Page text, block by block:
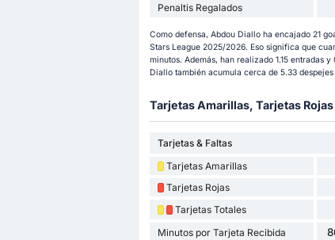
Penaltis Regalados
Como defensa, Abdou Diallo ha encajado 21
Stars League 2025/2026. Eso significa que
minutos. Además, han realizado 1.15 entradas
Diallo también acumula cerca de 5.33
Tarjetas Amarillas, Tarjetas
Tarjetas & Faltas
Tarjetas Amarillas
Tarjetas Rojas
Tarjetas Totales
Minutos por Tarjeta Recibida